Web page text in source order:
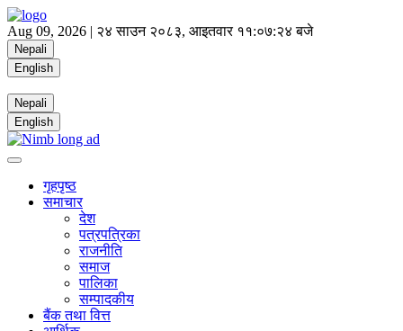
Aug 09, 2026 | २४ साउन २०८३, आइतवार ११:०७:२४ बजे
Nepali
English
Nepali
English
गृहपृष्ठ
समाचार
देश
पत्रपत्रिका
राजनीति
समाज
पालिका
सम्पादकीय
बैंक तथा वित्त